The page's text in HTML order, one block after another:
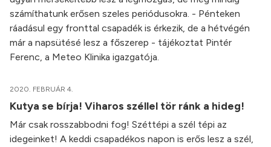
számíthatunk erősen szeles periódusokra. - Pénteken
ráadásul egy fronttal csapadék is érkezik, de a hétvégén
már a napsütésé lesz a főszerep - tájékoztat Pintér
Ferenc, a Meteo Klinika igazgatója.
2020. FEBRUÁR 4.
Kutya se bírja! Viharos széllel tör ránk a hideg!
Már csak rosszabbodni fog! Széttépi a szél tépi az
idegeinket! A keddi csapadékos napon is erős lesz a szél,